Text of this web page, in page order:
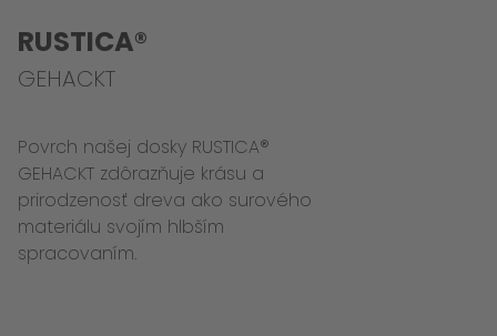
RUSTICA®
GEHACKT
Povrch našej dosky RUSTICA®
GEHACKT zdôrazňuje krásu a
prirodzenosť dreva ako surového
materiálu svojím hlbším
spracovaním.